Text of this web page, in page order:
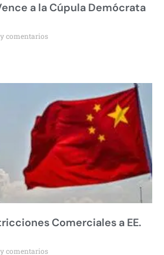
a la Cúpula Demócrata
comentarios
Comerciales a EE.
comentarios